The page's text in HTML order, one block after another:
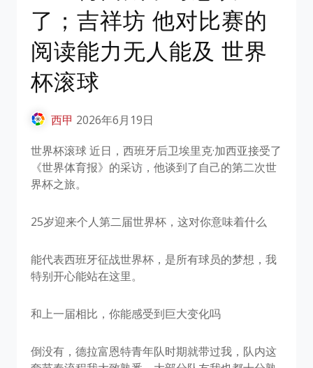
了；吉祥坊 他对比赛的
阅读能力无人能及 世界
杯滚球
西甲 2026年6月19日
世界杯滚球 近日，西班牙后卫埃里克·加西亚接受了
《世界体育报》的采访，他谈到了自己的第二次世
界杯之旅。
25岁迎来个人第二届世界杯，这对你意味着什么
能代表西班牙征战世界杯，是所有球员的梦想，我
特别开心能站在这里。
和上一届相比，你能感受到巨大变化吗
倒没有，德拉富恩特青年队时期就带过我，队内这